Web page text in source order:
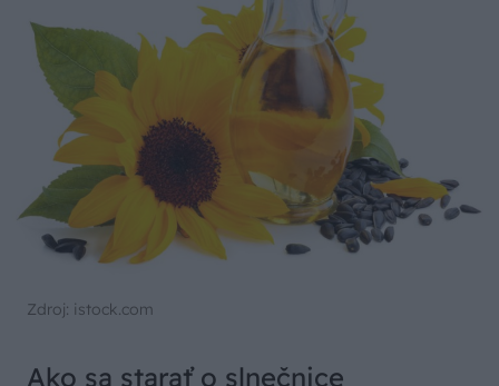
Zdroj: istock.com
Ako sa starať o slnečnice